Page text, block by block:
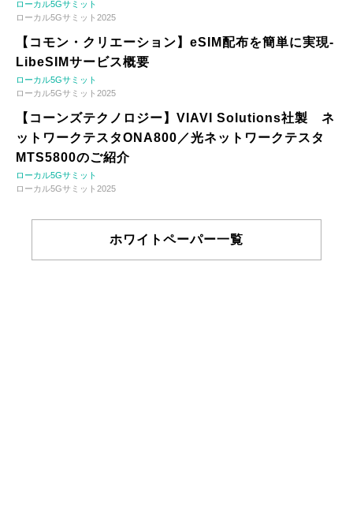
ローカル5Gサミット
ローカル5Gサミット2025
【コモン・クリエーション】eSIM配布を簡単に実現-
LibeSIMサービス概要
ローカル5Gサミット
ローカル5Gサミット2025
【コーンズテクノロジー】VIAVI Solutions社製 ネ
ットワークテスタONA800／光ネットワークテスタ
MTS5800のご紹介
ローカル5Gサミット
ローカル5Gサミット2025
ホワイトペーパー一覧